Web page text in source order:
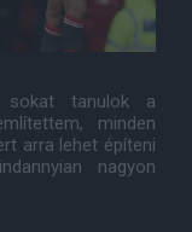
sokat tanulok a
minden
arra lehet építeni
nagyon